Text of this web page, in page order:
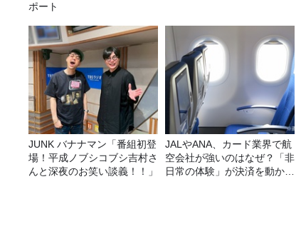
ポート
JUNK バナナマン「番組初登
場！平成ノブシコブシ吉村さ
んと深夜のお笑い談義！！」
JALやANA、カード業界で航
空会社が強いのはなぜ？「非
日常の体験」が決済を動かす